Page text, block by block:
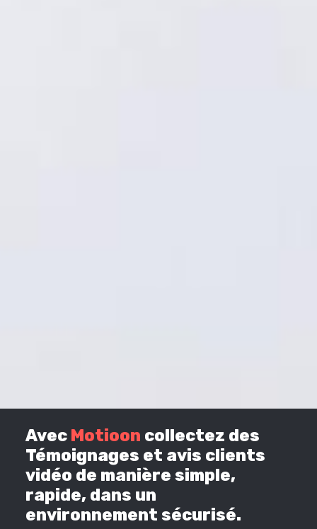
Avec Motioon collectez des
Témoignages et avis clients
vidéo de manière simple,
rapide, dans un
environnement sécurisé.